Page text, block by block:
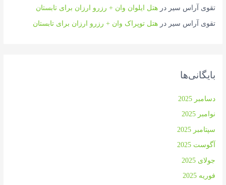
تقوی آراس سیر درهتل ایلوان وان + رزرو ارزان برای تابستان
تقوی آراس سیر درهتل توپراک وان + رزرو ارزان برای تابستان
بایگانی‌ها
دسامبر 2025
نوامبر 2025
سپتامبر 2025
آگوست 2025
جولای 2025
فوریه 2025